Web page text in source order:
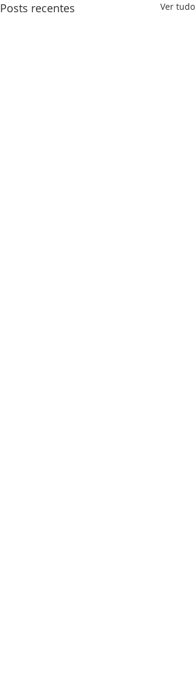
Posts recentes Ver tudo